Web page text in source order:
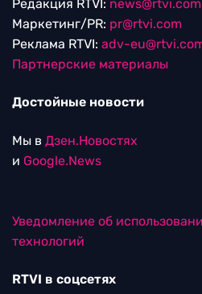
Редакция RTVI: news@rtvi.com
Маркетинг/PR: pr@rtvi.com
Реклама RTVI: adv-
Партнерские материалы
Достойные новости
Мы в Дзен.Новостях
и Google.News
Уведомление об
технологий
RTVI в соцсетях